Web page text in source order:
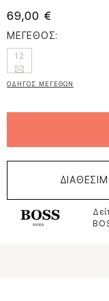
69,00 €
ΜΕΓΕΘΟΣ:
12
ΟΔΗΓΟΣ ΜΕΓΕΘΩΝ